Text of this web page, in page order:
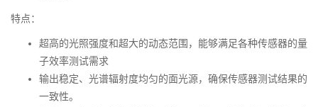
特点：
超高的光照强度和超大的动态范围，能够满足各种传感器的量
子效率测试需求
输出稳定、光谱辐射度均匀的面光源，确保传感器测试结果的
一致性。